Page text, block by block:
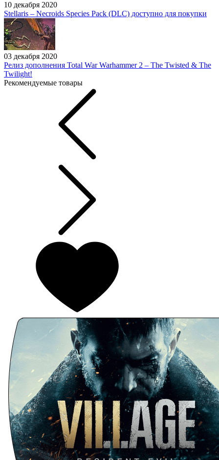
10 декабря 2020
Stellaris – Necroids Species Pack (DLC) доступно для покупки
03 декабря 2020
Релиз дополнения Total War Warhammer 2 – The Twisted & The
Twilight!
Рекомендуемые товары